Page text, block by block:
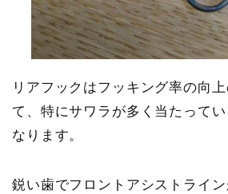
リアフックはフッキング率の向
て、特にサワラが多く当たって
なります。
鋭い歯でフロントアシストライ